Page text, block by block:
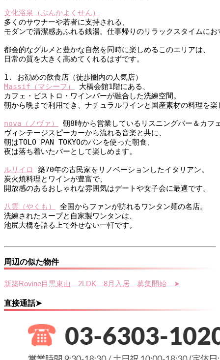
文化浴泉（ぶんかよくせん）
多くのサウナーや若者に支持される、
モダンで清潔感あふれる銭湯。仕事帰りのリラックスタイムに
都会的なグルメと豊かな自然を同時に楽しめるこのエリアは、
日常の質を大きく高めてくれるはずです。
1. お勧めの飲食店（徒歩圏内の人気店）
Massif（マシーフ）
大橋会館1階にある、
カフェ・ビストロ・ワインバーが融合した洗練空間。
朝から晩まで利用でき、ナチュラルワインと国産素材の料理を楽
nova（ノヴァ）
朝8時から営業しているリスニングバー＆カフ
ヴィンテージスピーカーから流れる音楽と共に、
朝はTOLO PAN TOKYOのパンを使った朝食、
夜は落ち着いたバーとして楽しめます。
ルリイロ
築70年の古民家をリノベーションしたイタリアン。
炭火焼料理とワインが豊富で、
開放感のあるおしゃれな雰囲気はデートや女子会に最適です。
八雲（やくも）
全国からファンが訪れるワンタン麺の名店。
洗練されたスープと自家製ワンタンは、
池尻大橋を語る上で外せない一軒です。
周辺の似た物件
新築Rovine目黒東山 2LDK 8月入居 募集開始 ➤
直接通話➤